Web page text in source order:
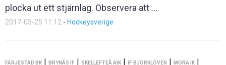
plocka ut ett stjärnlag. Observera att ...
2017-05-25 11:12 - Hockeysverige
FÄRJESTAD BK | BRYNÄS IF | SKELLEFTEÅ AIK | IF BJÖRKLÖVEN | MORA IK |